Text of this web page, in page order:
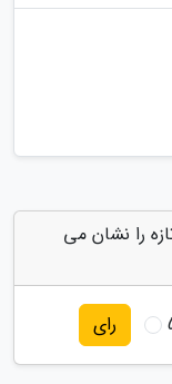
را نشان می
رای